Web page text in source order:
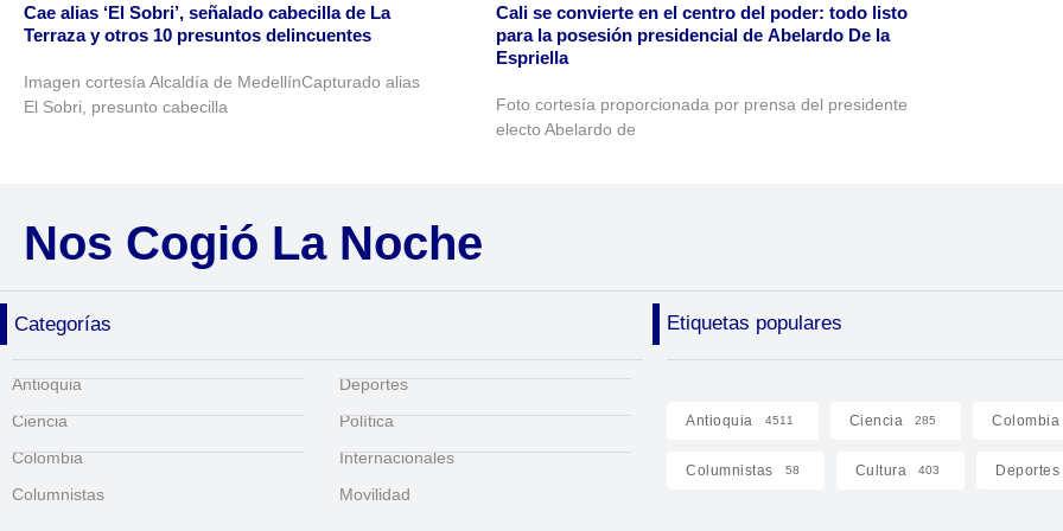
Cae alias ‘El Sobri’, señalado cabecilla de La
Terraza y otros 10 presuntos delincuentes
Imagen cortesía Alcaldía de MedellínCapturado alias
El Sobri, presunto cabecilla
Cali se convierte en el centro del poder: todo listo
para la posesión presidencial de Abelardo De la
Espriella
Foto cortesía proporcionada por prensa del presidente
electo Abelardo de
Nos Cogió La Noche
Categorías Etiquetas populares
Antioquia
Ciencia
Colombia
Columnistas
Deportes
Política
Internacionales
Movilidad
Antioquia 4511 Ciencia 285 Colombia
Columnistas 58 Cultura 403 Deportes